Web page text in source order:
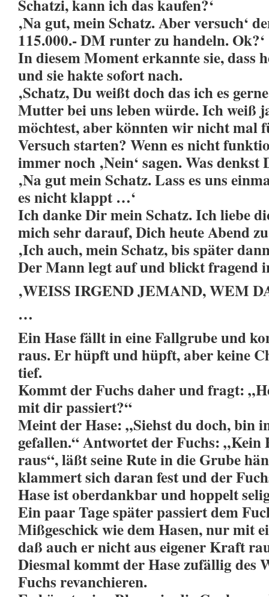
Schatzi, kann ich das kaufen?‘
‚Na gut, mein Schatz. Aber versuch‘
115.000.- DM runter zu handeln. Ok?‘
In diesem Moment erkannte sie, dass
und sie hakte sofort nach.
‚Schatz, Du weißt doch das ich es
Mutter bei uns leben würde. Ich weiß
möchtest, aber könnten wir nicht mal
Versuch starten? Wenn es nicht
immer noch ‚Nein‘ sagen. Was denkst
‚Na gut mein Schatz. Lass es uns
es nicht klappt …‘
Ich danke Dir mein Schatz. Ich liebe
mich sehr darauf, Dich heute Abend zu
‚Ich auch, mein Schatz, bis später
Der Mann legt auf und blickt fragend
‚WEISS IRGEND JEMAND, WEM
…
Ein Hase fällt in eine Fallgrube und
raus. Er hüpft und hüpft, aber keine
tief.
Kommt der Fuchs daher und fragt:
mit dir passiert?“
Meint der Hase: „Siehst du doch, bin
gefallen.“ Antwortet der Fuchs:
raus“, läßt seine Rute in die Grube
klammert sich daran fest und der
Hase ist oberdankbar und hoppelt
Ein paar Tage später passiert dem
Mißgeschick wie dem Hasen, nur mit
daß auch er nicht aus eigener Kraft
Diesmal kommt der Hase zufällig des
Fuchs revanchieren.